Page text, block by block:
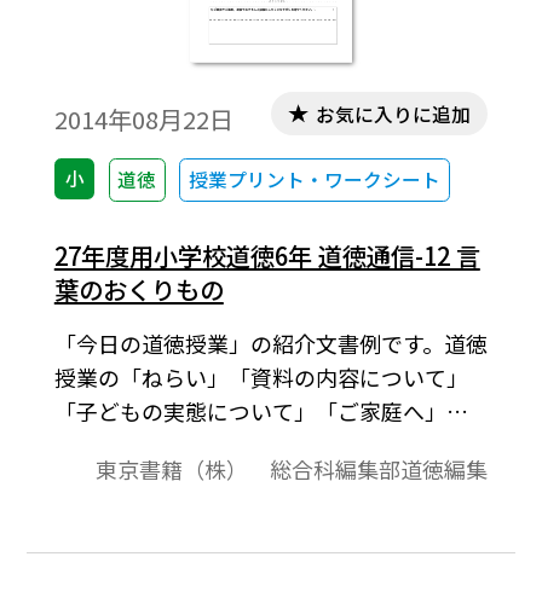
2014年08月22日
小 道徳 授業プリント・ワークシート
お気に入りに追加
27年度用小学校道徳6年 道徳通信-12 言
葉のおくりもの
「今日の道徳授業」の紹介文書例です。道徳
授業の「ねらい」「資料の内容について」
「子どもの実態について」「ご家庭へ」の
庭でお子さんと話題にしたことなどを記入
東京書籍（株） 総合科編集部道徳編集